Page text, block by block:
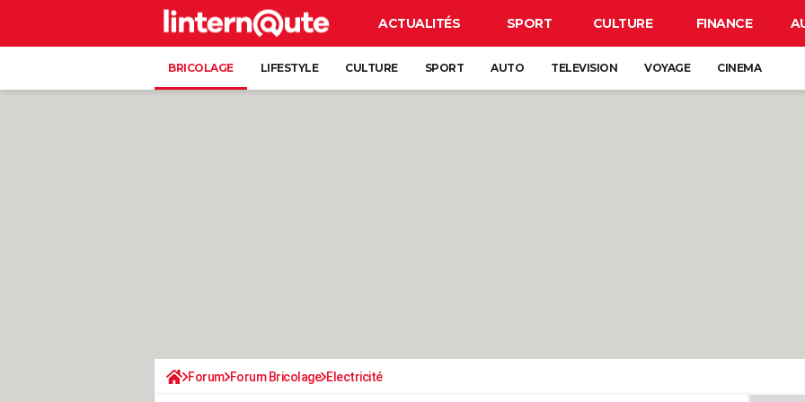
ACTUALITÉS SPORT CULTURE FINANCE
BRICOLAGE LIFESTYLE CULTURE SPORT AUTO TELEVISION VOYAGE CINEMA
Forum Forum Bricolage Electricité